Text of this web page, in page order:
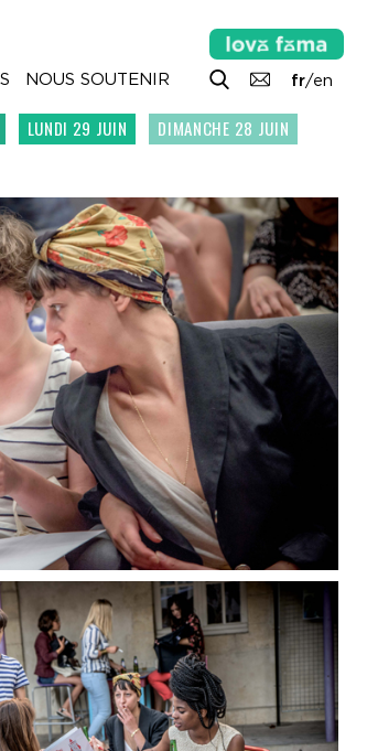
fr/en
NOUS SOUTENIR
LUNDI 29 JUIN
DIMANCHE 28 JUIN